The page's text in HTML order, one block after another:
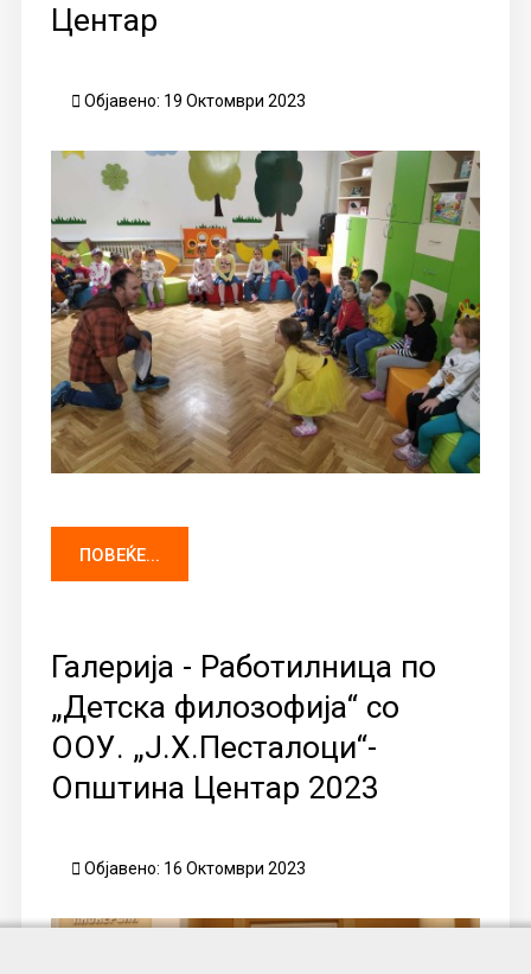
Центар
Објавено: 19 Октомври 2023
ПОВЕЌЕ...
Галерија - Работилница по
„Детска филозофија“ со
ООУ. „Ј.Х.Песталоци“-
Општина Центар 2023
Објавено: 16 Октомври 2023